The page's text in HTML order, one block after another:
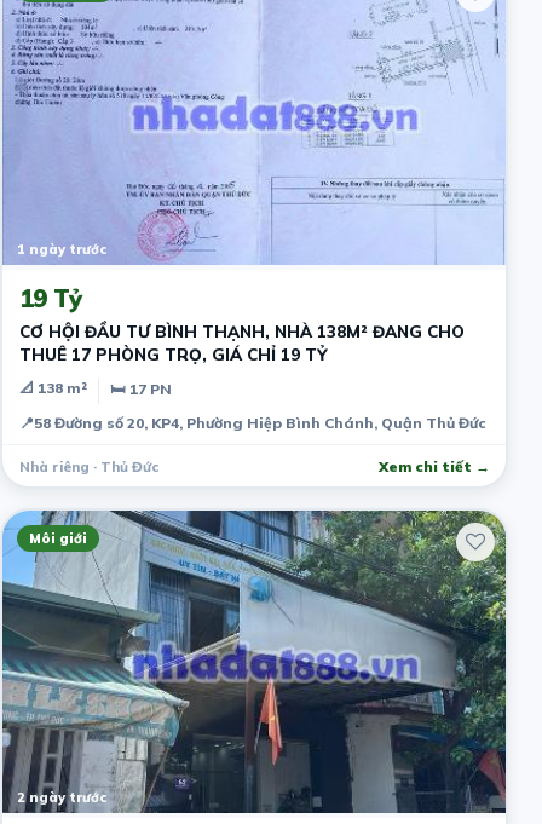
1 ngày trước
19 Tỷ
CƠ HỘI ĐẦU TƯ BÌNH THẠNH, NHÀ 138M² ĐANG CHO
THUÊ 17 PHÒNG TRỌ, GIÁ CHỈ 19 TỶ
📐 138 m²
🛏 17 PN
📍58 Đường số 20, KP4, Phường Hiệp Bình Chánh, Quận Thủ Đức
Nhà riêng · Thủ Đức Xem chi tiết →
Môi giới
2 ngày trước